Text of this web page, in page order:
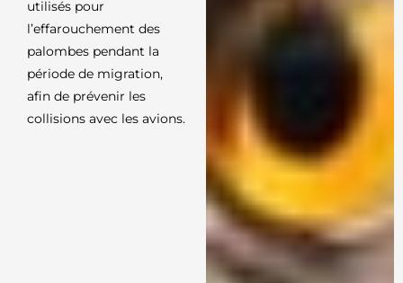
utilisés pour
l’effarouchement des
palombes pendant la
période de migration,
afin de prévenir les
collisions avec les avions.